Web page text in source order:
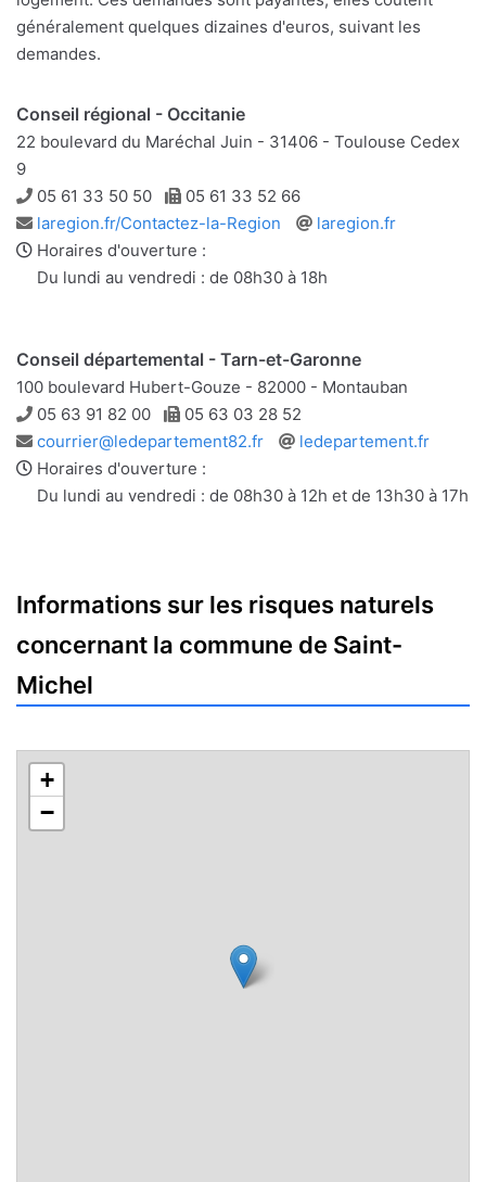
généralement quelques dizaines d'euros, suivant les
demandes.
Conseil régional - Occitanie
22 boulevard du Maréchal Juin - 31406 - Toulouse Cedex
9
Téléphone
05 61 33 50 50 Télécopie
05 61 33 52 66
Adresse
e-
mail
laregion.fr/Contactez-la-Region
Site
laregion.fr
Horaires d'ouverture :
Du lundi au vendredi : de 08h30 à 18h
Conseil départemental - Tarn-et-Garonne
100 boulevard Hubert-Gouze - 82000 - Montauban
Téléphone
05 63 91 82 00 Télécopie
05 63 03 28 52
Adresse
e-
mail
courrier@ledepartement82.fr
Site
ledepartement.fr
Horaires d'ouverture :
Du lundi au vendredi : de 08h30 à 12h et de 13h30 à 17h
Informations sur les risques naturels
concernant la commune de Saint-
Michel
+
−